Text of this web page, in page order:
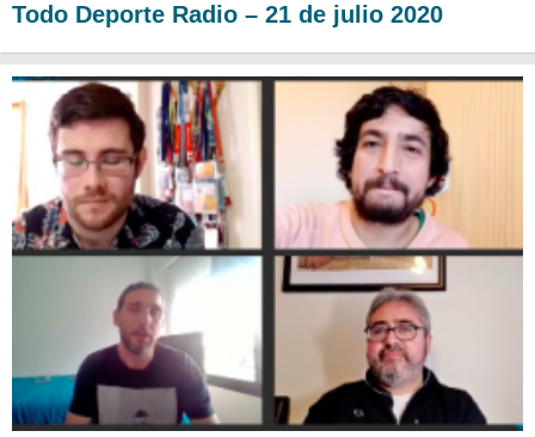
Todo Deporte Radio – 21 de julio 2020